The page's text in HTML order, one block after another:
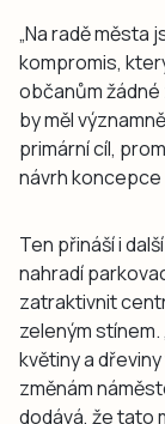
„Na radě města
kompromis,
občanům žádné
by měl
primární cíl,
návrh koncepce
Ten přináší i
nahradí
zatraktivnit
zeleným stínem.
květiny a
změnám
dodává, že tato